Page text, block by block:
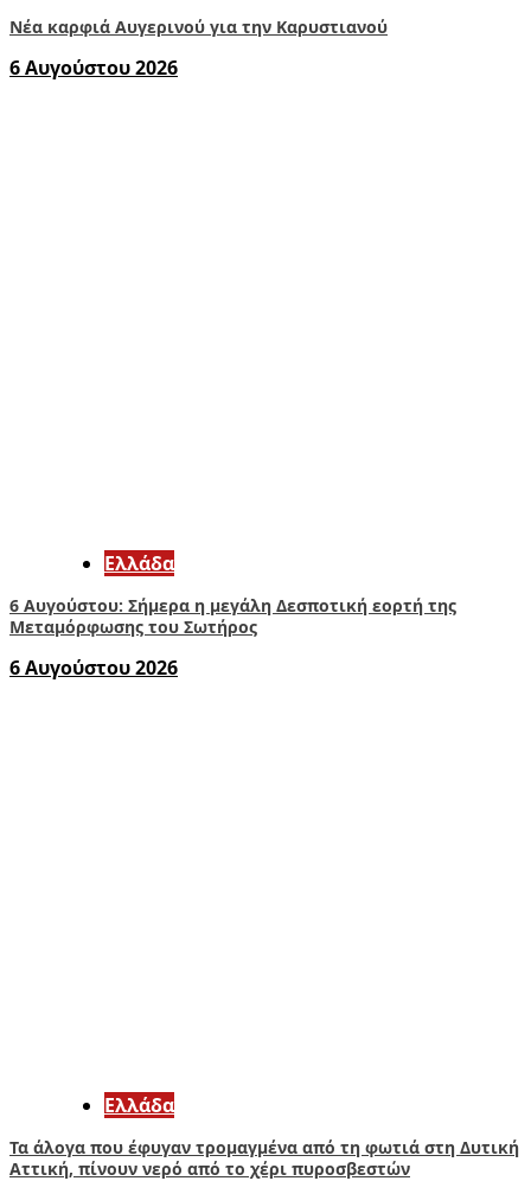
Νέα καρφιά Αυγερινού για την Καρυστιανού
6 Αυγούστου 2026
Ελλάδα
6 Αυγούστου: Σήμερα η μεγάλη Δεσποτική εορτή της
Μεταμόρφωσης του Σωτήρος
6 Αυγούστου 2026
Ελλάδα
Τα άλογα που έφυγαν τρομαγμένα από τη φωτιά στη Δυτική
Αττική, πίνουν νερό από το χέρι πυροσβεστών